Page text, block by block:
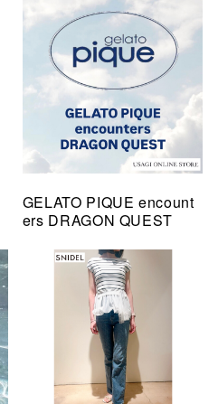
GELATO PIQUE encount
ers DRAGON QUEST